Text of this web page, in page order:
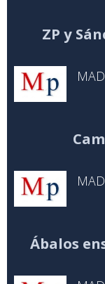
ZP y
Ábalos